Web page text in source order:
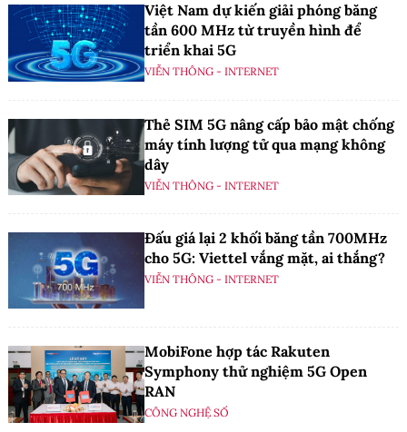
Việt Nam dự kiến giải phóng băng
tần 600 MHz từ truyền hình để
triển khai 5G
VIỄN THÔNG - INTERNET
Thẻ SIM 5G nâng cấp bảo mật chống
máy tính lượng tử qua mạng không
dây
VIỄN THÔNG - INTERNET
Đấu giá lại 2 khối băng tần 700MHz
cho 5G: Viettel vắng mặt, ai thắng?
VIỄN THÔNG - INTERNET
MobiFone hợp tác Rakuten
Symphony thử nghiệm 5G Open
RAN
CÔNG NGHỆ SỐ